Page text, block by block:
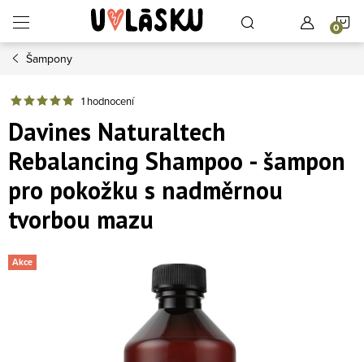
Šampony
1 hodnocení
Davines Naturaltech
Rebalancing Shampoo - šampon
pro pokožku s nadměrnou
tvorbou mazu
Akce